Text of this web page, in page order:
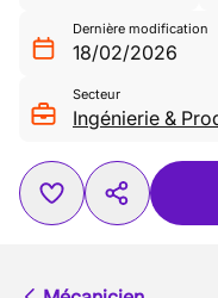
Dernière modification
18/02/2026
Secteur
Ingénierie &